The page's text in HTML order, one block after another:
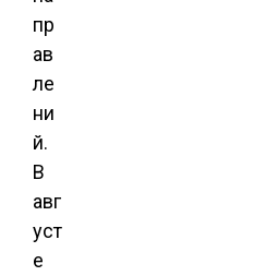
пр
ав
ле
ни
й.
В
авг
уст
е